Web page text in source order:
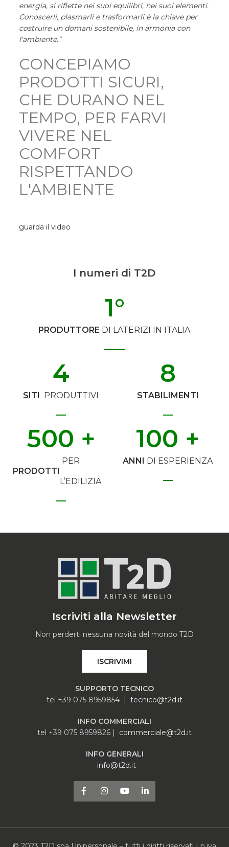
energia, si riflette nei suoi equilibri, nei suoi elementi.
Conoscerli, plasmarli e trasformarli è la chiave per
costruire un domani sostenibile, in armonia con
l'ambiente.”
CONCEPIAMO
PRODOTTI SICURI,
CHE DURANO NEL
TEMPO, PER FARVI
VIVERE NEL
COMFORT
RISPETTANDO
L'AMBIENTE
guarda il video
I numeri di T2D
PRODUTTORE DI LATERIZI IN ITALIA
1°
SITI PRODUTTIVI
4
STABILIMENTI
8
PRODOTTI
PER
L’EDILIZIA
500 +
ANNI DI ESPERIENZA
100 +
Iscriviti alla Newsletter
Non perderti nessuna novità del mondo T2D
ISCRIVIMI
SUPPORTO TECNICO
tel +39 075 8959854 | tecnico@t2d.it
INFO COMMERCIALI
tel +39 075 8959826 | commerciale@t2d.it
INFO GENERALI
info@t2d.it